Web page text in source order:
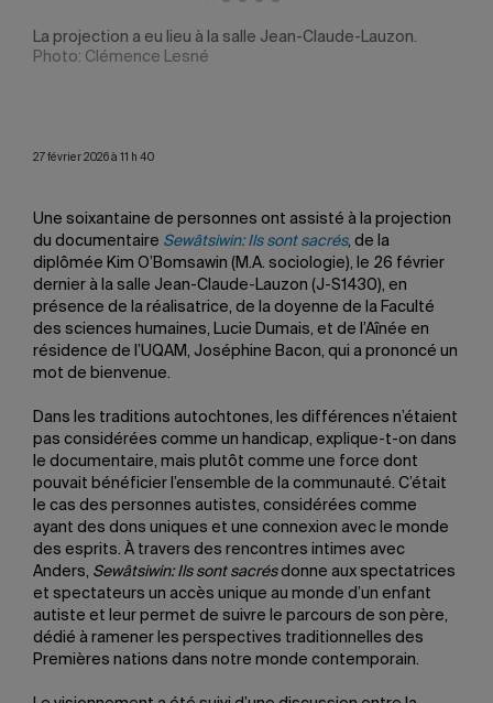
La projection a eu lieu à la salle Jean-Claude-Lauzon.
Photo: Clémence Lesné
27 février 2026 à 11 h 40
Une soixantaine de personnes ont assisté à la projection
du documentaire Sewâtsiwin: Ils sont sacrés, de la
diplômée Kim O’Bomsawin (M.A. sociologie), le 26 février
dernier à la salle Jean-Claude-Lauzon (J-S1430), en
présence de la réalisatrice, de la doyenne de la Faculté
des sciences humaines, Lucie Dumais, et de l’Aînée en
résidence de l’UQAM, Joséphine Bacon, qui a prononcé un
mot de bienvenue.
Dans les traditions autochtones, les différences n’étaient
pas considérées comme un handicap, explique-t-on dans
le documentaire, mais plutôt comme une force dont
pouvait bénéficier l’ensemble de la communauté. C’était
le cas des personnes autistes, considérées comme
ayant des dons uniques et une connexion avec le monde
des esprits. À travers des rencontres intimes avec
Anders, Sewâtsiwin: Ils sont sacrésdonne aux spectatrices
et spectateurs un accès unique au monde d’un enfant
autiste et leur permet de suivre le parcours de son père,
dédié à ramener les perspectives traditionnelles des
Premières nations dans notre monde contemporain.